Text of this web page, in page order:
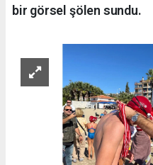
bir görsel şölen sundu.